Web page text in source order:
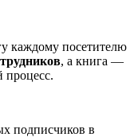
каждому посетителю
, а книга —
процесс.
подписчиков в